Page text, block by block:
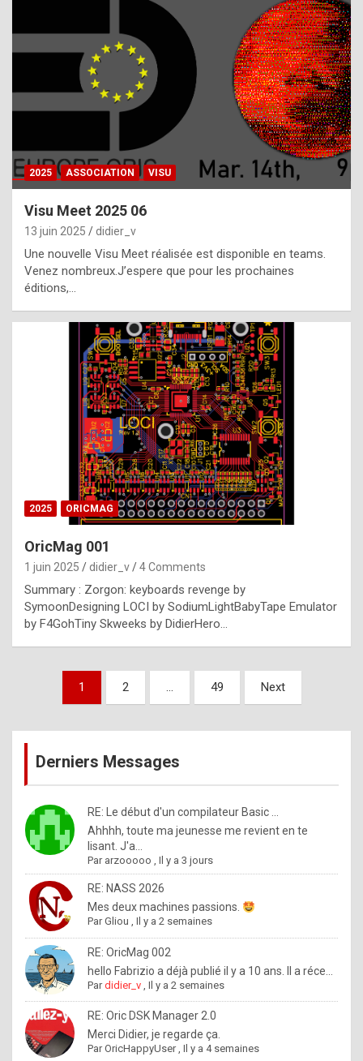
h
a
t
t
e
b
e
s
t
p
h
o
n
y
l
e
x
a
%
m
a
d
b
y
o
l
e
x
2025 ASSOCIATION VISU
Visu Meet 2025 06
13 juin 2025 didier_v
Une nouvelle Visu Meet réalisée est disponible en teams.
Venez nombreux.J’espere que pour les prochaines
éditions,…
2025 ORICMAG
OricMag 001
1 juin 2025 didier_v 4 Comments
Summary : Zorgon: keyboards revenge by
SymoonDesigning LOCI by SodiumLightBabyTape Emulator
by F4GohTiny Skweeks by DidierHero…
Pagination
publications
1 2 … 49 Next
Derniers Messages
RE: Le début d'un compilateur Basic ...
Ahhhh, toute ma jeunesse me revient en te
lisant. J'a...
Par arzooooo ,Il y a 3 jours
RE: NASS 2026
Mes deux machines passions.
ParGliou ,Il y a 2 semaines
RE: OricMag 002
hello Fabrizio a déjà publié il y a 10 ans. Il a réce...
Pardidier_v ,Il y a 2 semaines
RE: Oric DSK Manager 2.0
Merci Didier, je regarde ça.
ParOricHappyUser,Il y a 4 semaines